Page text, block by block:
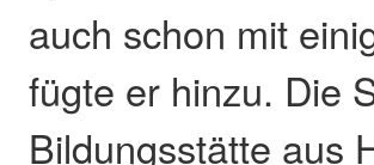
auch schon mit
fügte er hinzu. Die
Bildungsstätte aus